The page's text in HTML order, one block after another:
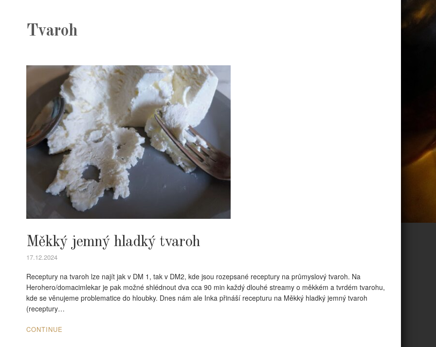
Tvaroh
Měkký jemný hladký tvaroh
17.12.2024
Receptury na tvaroh lze najít jak v DM 1, tak v DM2, kde jsou rozepsané receptury na průmyslový tvaroh. Na
Herohero/domacimlekar je pak možné shlédnout dva cca 90 min každý dlouhé streamy o měkkém a tvrdém tvarohu,
kde se věnujeme problematice do hloubky. Dnes nám ale Inka přináší recepturu na Měkký hladký jemný tvaroh
(receptury…
CONTINUE